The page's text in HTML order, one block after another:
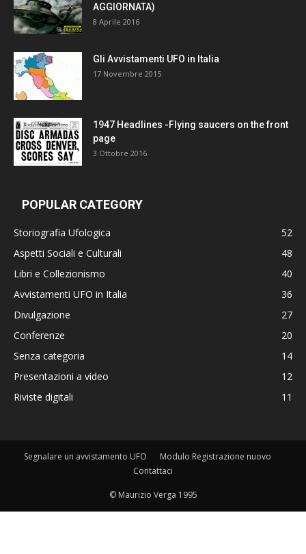
AGGIORNATA)
8 Aprile 2016
Gli Avvistamenti UFO in Italia
17 Novembre 2015
1947 Headlines -Flying saucers on the front
page
3 Ottobre 2016
POPULAR CATEGORY
Storiografia Ufologica
52
Aspetti Sociali e Culturali
48
Libri e Collezionismo
40
Avvistamenti UFO in Italia
36
Divulgazione
27
Conferenze
20
Senza categoria
14
Presentazioni a video
12
Riviste digitali
11
Segnalare un avvistamento UFO
Modulo Registrazione nuovo
Contattaci
© Maurizio Verga 1995